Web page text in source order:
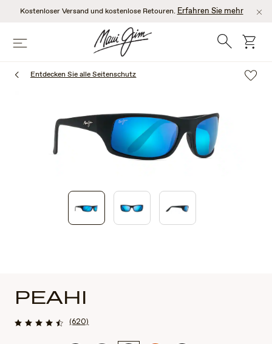
Kostenloser Versand und kostenlose Retouren. Erfahren Sie mehr
Speisekarte Suche
Entdecken Sie alle Seitenschutz
PEAHI
(620)